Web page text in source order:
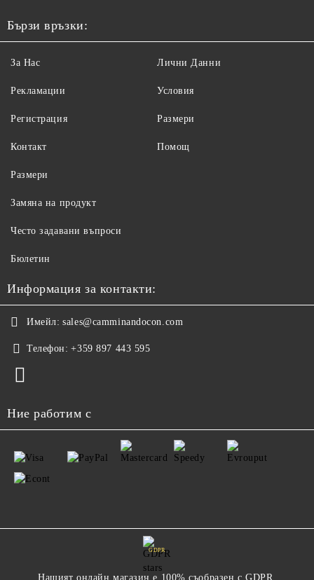
Бързи връзки:
За Нас
Рекламации
Регистрация
Контакт
Лични Данни
Условия
Размери
Помощ
Размери
Замяна на продукт
Често задавани въпроси
Бюлетин
Информация за контакти:
Имейл: sales@camminandocon.com
Телефон: +359 897 443 595
Ние работим с
GDPR
Нашият онлайн магазин е 100% съобразен с GDPR.